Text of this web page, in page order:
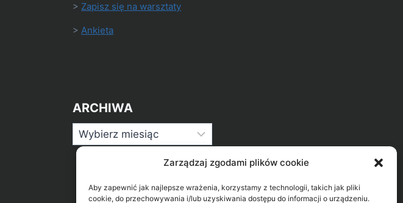
Zarządzaj zgodami plików cookie
Aby zapewnić jak najlepsze wrażenia, korzystamy z technologii, takich jak pliki
cookie, do przechowywania i/lub uzyskiwania dostępu do informacji o urządzeniu.
> Zapisz się na warsztaty
>Ankieta
ARCHIWA
Archiwa